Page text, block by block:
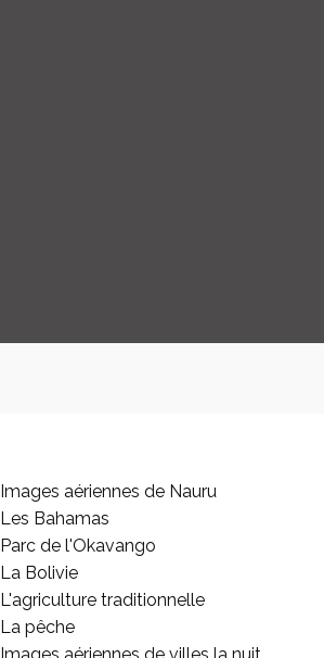
Images aériennes de Nauru
Les Bahamas
Parc de l'Okavango
La Bolivie
L'agriculture traditionnelle
La pêche